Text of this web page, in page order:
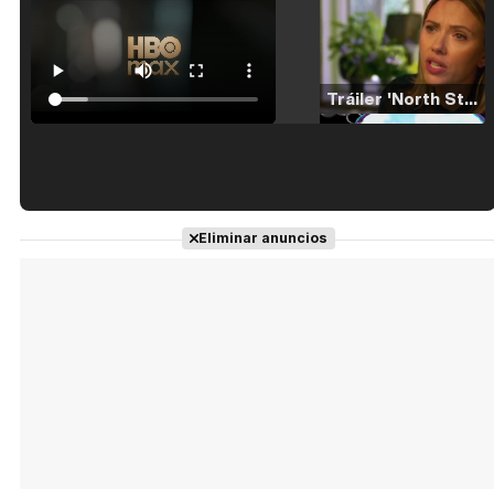
Tráiler 'North Star' (2023)
Eliminar anuncios